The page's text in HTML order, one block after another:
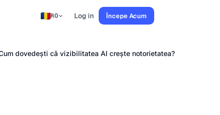
RO Log in Începe Acum
dovedești că vizibilitatea AI crește notorietatea?